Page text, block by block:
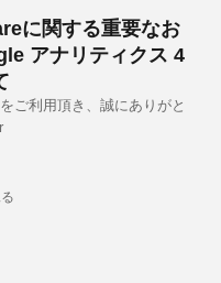
に関する重要なお
アナリティクス 4
ご利用頂き、誠にありがと